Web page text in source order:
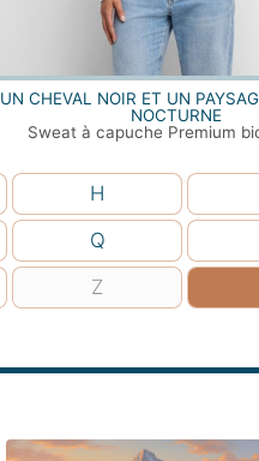
UN CHEVAL NOIR ET UN
NOCTURNE
Sweat à capuche Premium
H
Q
Z